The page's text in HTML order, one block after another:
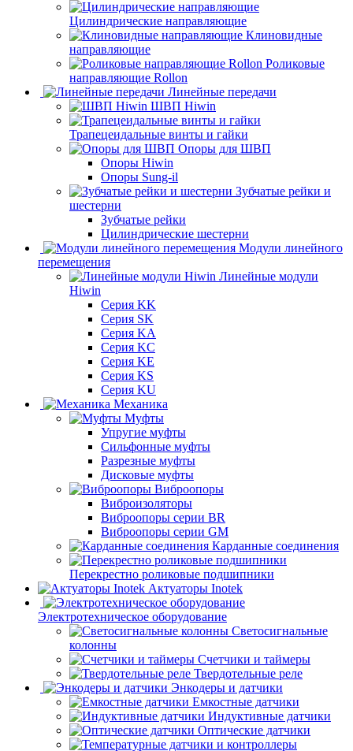
Цилиндрические направляющие
Клиновидные
направляющие
Роликовые
направляющие Rollon
Линейные передачи
ШВП Hiwin
Трапецеидальные винты и гайки
Опоры для ШВП
Опоры Hiwin
Опоры Sung-il
Зубчатые рейки и
шестерни
Зубчатые рейки
Цилиндрические шестерни
Модули линейного
перемещения
Линейные модули
Hiwin
Серия KK
Серия SK
Серия KA
Серия KC
Серия KE
Серия KS
Серия KU
Механика
Муфты
Упругие муфты
Сильфонные муфты
Разрезные муфты
Дисковые муфты
Виброопоры
Виброизоляторы
Виброопоры серии BR
Виброопоры серии GM
Карданные соединения
Перекрестно роликовые подшипники
Актуаторы Inotek
Электротехническое оборудование
Светосигнальные
колонны
Счетчики и таймеры
Твердотельные реле
Энкодеры и датчики
Емкостные датчики
Индуктивные датчики
Оптические датчики